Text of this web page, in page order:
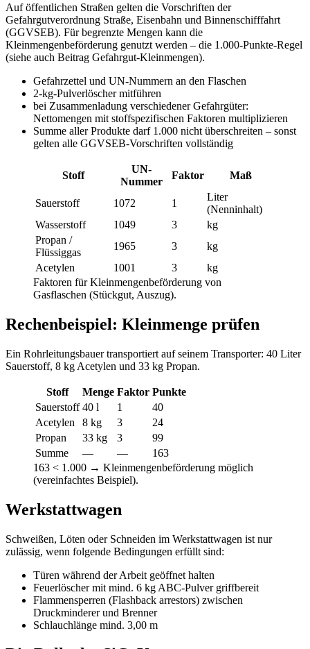
Auf öffentlichen Straßen gelten die Vorschriften der
Gefahrgutverordnung Straße, Eisenbahn und Binnenschifffahrt
(GGVSEB). Für begrenzte Mengen kann die
Kleinmengenbeförderung genutzt werden – die 1.000-Punkte-Regel
(siehe auch Beitrag Gefahrgut-Kleinmengen).
Gefahrzettel und UN-Nummern an den Flaschen
2-kg-Pulverlöscher mitführen
bei Zusammenladung verschiedener Gefahrgüter:
Nettomengen mit stoffspezifischen Faktoren multiplizieren
Summe aller Produkte darf 1.000 nicht überschreiten – sonst
gelten alle GGVSEB-Vorschriften vollständig
Stoff
UN-
Nummer
Faktor Maß
Sauerstoff 1072 1
Liter
(Nenninhalt)
Wasserstoff
1049 3
kg
Propan /
Flüssiggas
1965 3
kg
Acetylen
1001 3
kg
Faktoren für Kleinmengenbeförderung von
Gasflaschen (Stückgut, Auszug).
Rechenbeispiel: Kleinmenge prüfen
Ein Rohrleitungsbauer transportiert auf seinem Transporter: 40 Liter
Sauerstoff, 8 kg Acetylen und 33 kg Propan.
Stoff Menge Faktor Punkte
Sauerstoff 40 l 1
40
Acetylen
8 kg 3
24
Propan
33 kg 3
99
Summe
— —
163
163 < 1.000 → Kleinmengenbeförderung möglich
(vereinfachtes Beispiel).
Werkstattwagen
Schweißen, Löten oder Schneiden im Werkstattwagen ist nur
zulässig, wenn folgende Bedingungen erfüllt sind:
Türen während der Arbeit geöffnet halten
Feuerlöscher mit mind. 6 kg ABC-Pulver griffbereit
Flammensperren (Flashback arrestors) zwischen
Druckminderer und Brenner
Schlauchlänge mind. 3,00 m